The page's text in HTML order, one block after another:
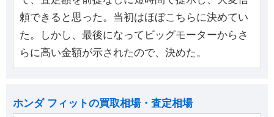
頼できると思った。当初はほぼこちらに決めてい
た。しかし、最後になってビッグモーターからさ
らに高い金額が示されたので、決めた。
ホンダ フィットの買取相場・査定相場